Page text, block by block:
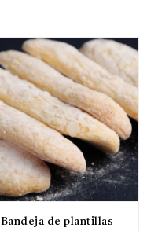
Bandeja de plantillas